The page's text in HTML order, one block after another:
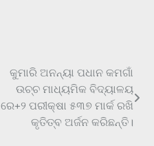
କୁମାରି ଅନନ୍ୟା ପଧାନ କମଗାଁ
ଉଚ୍ଚ ମାଧ୍ୟମିକ ବିଦ୍ୟାଳୟ
ରେ+୨ ପରୀକ୍ଷା ୫୩୭ ମାର୍କ ରଖି
କୃତିତ୍ବ ଅର୍ଜନ କରିଛନ୍ତି।